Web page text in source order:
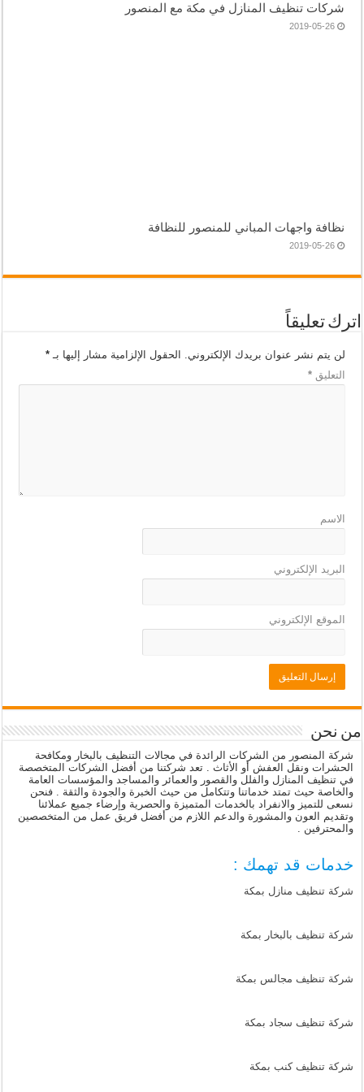
شركات تنظيف المنازل في مكة مع المنصور
2019-05-26
نظافة واجهات المباني للمنصور للنظافة
2019-05-26
اترك تعليقاً
لن يتم نشر عنوان بريدك الإلكتروني. الحقول الإلزامية مشار إليها بـ*
التعليق*
الاسم
البريد الإلكتروني
الموقع الإلكتروني
من نحن
شركة المنصور من الشركات الرائدة في مجالات التنظيف بالبخار ومكافحة
الحشرات ونقل العفش أو الأثاث . تعد شركتنا من أفضل الشركات المتخصصة
في تنظيف المنازل والفلل والقصور والعمائر والمساجد والمؤسسات العامة
والخاصة حيث تمتد خدماتنا وتتكامل من حيث الخبرة والجودة والثقة . فنحن
نسعى للتميز والانفراد بالخدمات المتميزة والحصرية وإرضاء جميع عملائنا
وتقديم العون والمشورة والدعم اللازم من أفضل فريق عمل من المتخصصين
والمحترفين .
خدمات قد تهمك :
شركة تنظيف منازل بمكة
شركة تنظيف بالبخار بمكة
شركة تنظيف مجالس بمكة
شركة تنظيف سجاد بمكة
شركة تنظيف كنب بمكة